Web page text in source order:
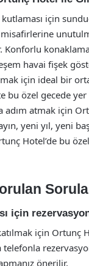
kutlaması için
Konforlu
havai fişek
için ideal bir
bu özel gecede yer
atmak için
yeni yıl, yeni
Hotel’de bu
için
için Ortunç
telefonla
önerilir.